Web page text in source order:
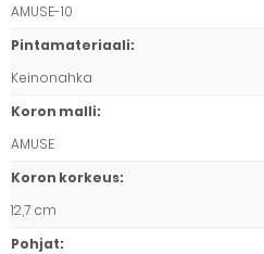
AMUSE-10
Pintamateriaali:
Keinonahka
Koron malli:
AMUSE
Koron korkeus:
12,7 cm
Pohjat: